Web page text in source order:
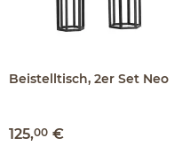
Beistelltisch, 2er Set Neo
125,00 €